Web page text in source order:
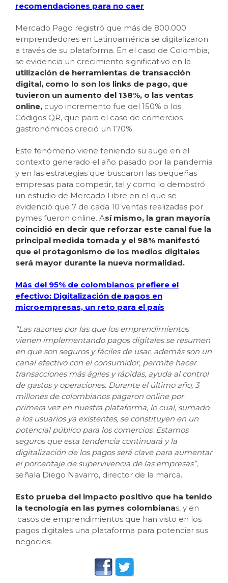
recomendaciones para no caer
Mercado Pago registró que más de 800.000
emprendedores en Latinoamérica se digitalizaron
a través de su plataforma. En el caso de Colombia,
se evidencia un crecimiento significativo en la
utilización de herramientas de transacción
digital, como lo son los links de pago, que
tuvieron un aumento del 138%, o las ventas
online, cuyo incremento fue del 150% o los
Códigos QR, que para el caso de comercios
gastronómicos creció un 170%.
Este fenómeno viene teniendo su auge en el
contexto generado el año pasado por la pandemia
y en las estrategias que buscaron las pequeñas
empresas para competir, tal y como lo demostró
un estudio de Mercado Libre en el que se
evidenció que 7 de cada 10 ventas realizadas por
pymes fueron online. Así mismo, la gran mayoría
coincidió en decir que reforzar este canal fue la
principal medida tomada y el 98% manifestó
que el protagonismo de los medios digitales
será mayor durante la nueva normalidad.
Más del 95% de colombianos prefiere el
efectivo: Digitalización de pagos en
microempresas, un reto para el país
“Las razones por las que los emprendimientos
vienen implementando pagos digitales se resumen
en que son seguros y fáciles de usar, además son un
canal efectivo con el consumidor, permite hacer
transacciones más ágiles y rápidas, ayuda al control
de gastos y operaciones. Durante el último año, 3
millones de colombianos pagaron online por
primera vez en nuestra plataforma, lo cual, sumado
a los usuarios ya existentes, se constituyen en un
potencial público para los comercios. Estamos
seguros que esta tendencia continuará y la
digitalización de los pagos será clave para aumentar
el porcentaje de supervivencia de las empresas”,
señala Diego Navarro, director de la marca.
Esto prueba del impacto positivo que ha tenido
la tecnología en las pymes colombianas, y en
casos de emprendimientos que han visto en los
pagos digitales una plataforma para potenciar sus
negocios.